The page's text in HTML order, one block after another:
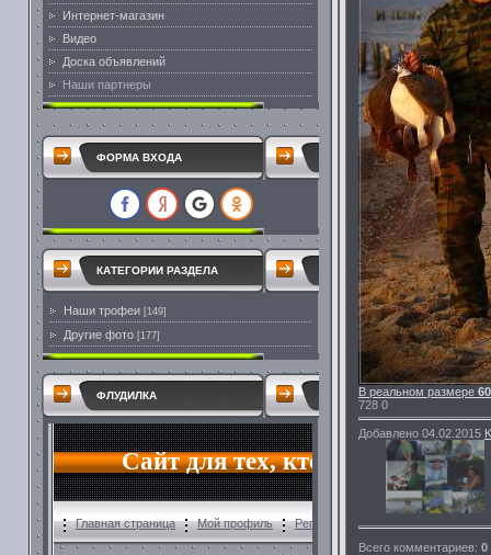
Интернет-магазин
Видео
Доска объявлений
Наши партнеры
ФОРМА ВХОДА
КАТЕГОРИИ РАЗДЕЛА
Наши трофеи [149]
Другие фото [177]
ФЛУДИЛКА В реальном размере
728 0
Добавлено 04.02.2015
Всего комментариев: 0